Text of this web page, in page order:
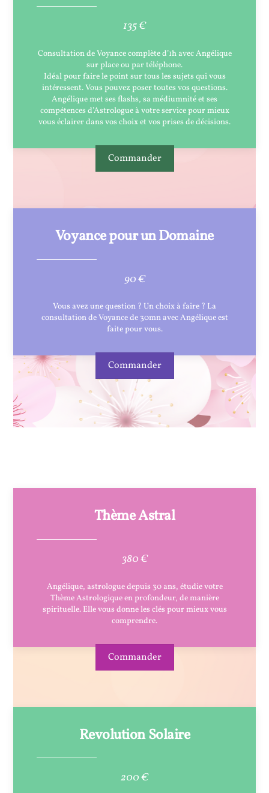
135 €
Consultation de Voyance complète d’1h avec Angélique
sur place ou par téléphone.
Idéal pour faire le point sur tous les sujets qui vous
intéressent. Vous pouvez poser toutes vos questions.
Angélique met ses flashs, sa médiumnité et ses
compétences d’Astrologue à votre service pour mieux
vous éclairer dans vos choix et vos prises de décisions.
Commander
Voyance pour un Domaine
90 €
Vous avez une question ? Un choix à faire ? La
consultation de Voyance de 30mn avec Angélique est
faite pour vous.
Commander
Thème Astral
380 €
Angélique, astrologue depuis 30 ans, étudie votre
Thème Astrologique en profondeur, de manière
spirituelle. Elle vous donne les clés pour mieux vous
comprendre.
Commander
Revolution Solaire
200 €